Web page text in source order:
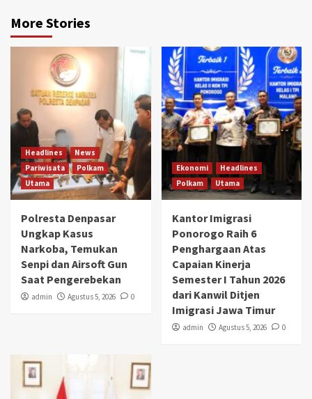
More Stories
Headlines
News
Pariwisata
Polkam
Utama
Polresta Denpasar
Ungkap Kasus
Narkoba, Temukan
Senpi dan Airsoft Gun
Saat Pengerebekan
admin Agustus 5, 2026 0
Ekonomi
Headlines
Polkam
Utama
Kantor Imigrasi
Ponorogo Raih 6
Penghargaan Atas
Capaian Kinerja
Semester I Tahun 2026
dari Kanwil Ditjen
Imigrasi Jawa Timur
admin Agustus 5, 2026 0